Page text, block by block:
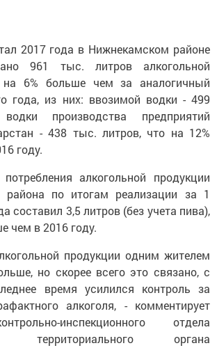
2017 года в Нижнекамском районе
961 тыс. литров алкогольной
на 6% больше чем за аналогичный
года, из них: ввозимой водки - 499
производства предприятий
- 438 тыс. литров, что на 12%
году.
алкогольной продукции
по итогам реализации за 1
составил 3,5 литров (без учета пива),
чем в 2016 году.
продукции одним жителем
но скорее всего это связано, с
время усилился контроль за
алкоголя, - комментирует
инспекционного отдела
территориального органа